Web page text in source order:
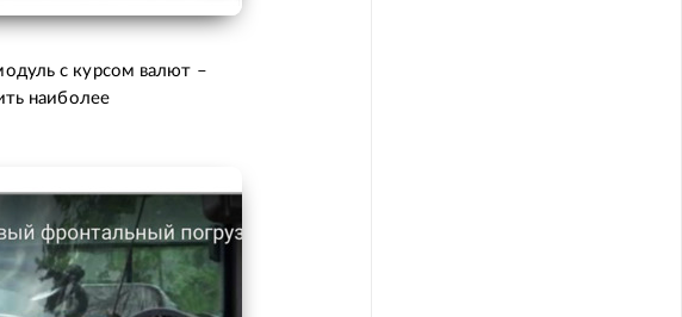
с курсом валют –
наиболее